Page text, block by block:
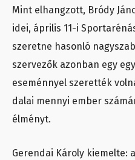
Mint elhangzott, Bródy
idei, április 11-i
szeretne hasonló
szervezők azonban egy
eseménnyel szerették
dalai mennyi ember
élményt.
Gerendai Károly kiemelte: